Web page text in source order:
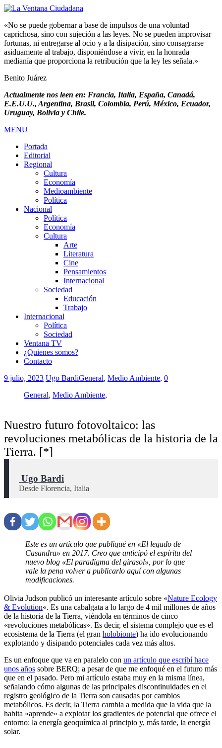
«No se puede gobernar a base de impulsos de una voluntad
caprichosa, sino con sujeción a las leyes. No se pueden improvisar
fortunas, ni entregarse al ocio y a la disipación, sino consagrarse
asiduamente al trabajo, disponiéndose a vivir, en la honrada
medianía que proporciona la retribución que la ley les señala.»
Benito Juárez
Actualmente nos leen en: Francia, Italia, España, Canadá,
E.E.U.U., Argentina, Brasil, Colombia, Perú, México, Ecuador,
Uruguay, Bolivia y Chile.
MENU
Portada
Editorial
Regional
Cultura
Economía
Medioambiente
Política
Nacional
Política
Economía
Cultura
Arte
Literatura
Cine
Pensamientos
Internacional
Sociedad
Educación
Trabajo
Internacional
Política
Sociedad
Ventana TV
¿Quienes somos?
Contacto
9 julio, 2023 Ugo BardiGeneral, Medio Ambiente, 0
General, Medio Ambiente,
Nuestro futuro fotovoltaico: las
revoluciones metabólicas de la historia de la
Tierra. [*]
Ugo Bardi
Desde Florencia, Italia
Este es un artículo que publiqué en «El legado de
Casandra» en 2017. Creo que anticipó el espíritu del
nuevo blog «El paradigma del girasol», por lo que
vale la pena volver a publicarlo aquí con algunas
modificaciones.
Olivia Judson publicó un interesante artículo sobre «Nature Ecology
& Evolution«. Es una cabalgata a lo largo de 4 mil millones de años
de la historia de la Tierra, viéndola en términos de cinco
«revoluciones metabólicas». Es decir, el sistema complejo que es el
ecosistema de la Tierra (el gran holobionte) ha ido evolucionando
explotando y disipando potenciales cada vez más altos.
Es un enfoque que va en paralelo con un artículo que escribí hace
unos años sobre BERQ; a pesar de que me enfoqué en el futuro más
que en el pasado. Pero mi artículo estaba muy en la misma línea,
señalando cómo algunas de las principales discontinuidades en el
registro geológico de la Tierra son causadas por cambios
metabólicos. Es decir, la Tierra cambia a medida que la vida que la
habita «aprende» a explotar los gradientes de potencial que ofrece el
entorno: la energía geoquímica al principio y, más tarde, la energía
solar.